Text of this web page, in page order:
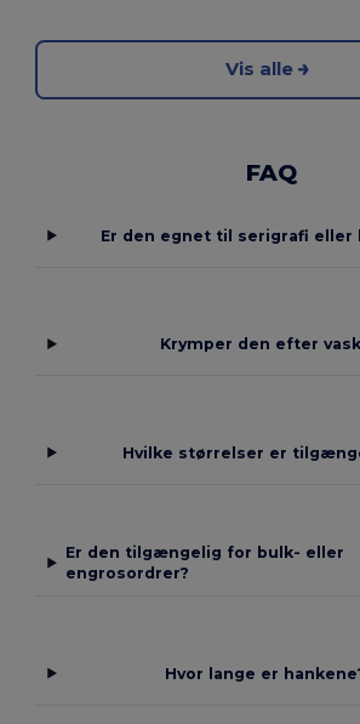
Vis alle
FAQ
Er den egnet til serigrafi eller
Krymper den efter
Hvilke størrelser er
Er den tilgængelig for bulk- eller
engrosordrer?
Hvor lange er